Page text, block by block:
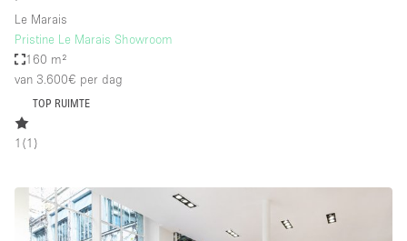
Le Marais
Pristine Le Marais Showroom
160 m²
van 3.600€ per dag
TOP RUIMTE
1 (1 )